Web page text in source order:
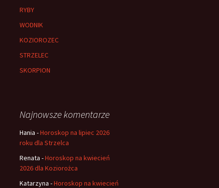
RYBY
WODNIK
KOZIOROZEC
STRZELEC
SKORPION
Najnowsze komentarze
Hania -Horoskop na lipiec 2026
roku dla Strzelca
Renata -Horoskop na kwiecień
2026 dla Koziorożca
Katarzyna -Horoskop na kwiecień